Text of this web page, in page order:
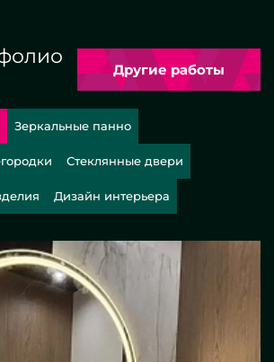
Другие работы
Зеркальные панно
Стеклянные двери
Дизайн интерьера